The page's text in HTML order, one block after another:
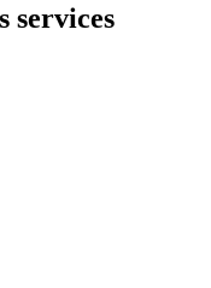
services